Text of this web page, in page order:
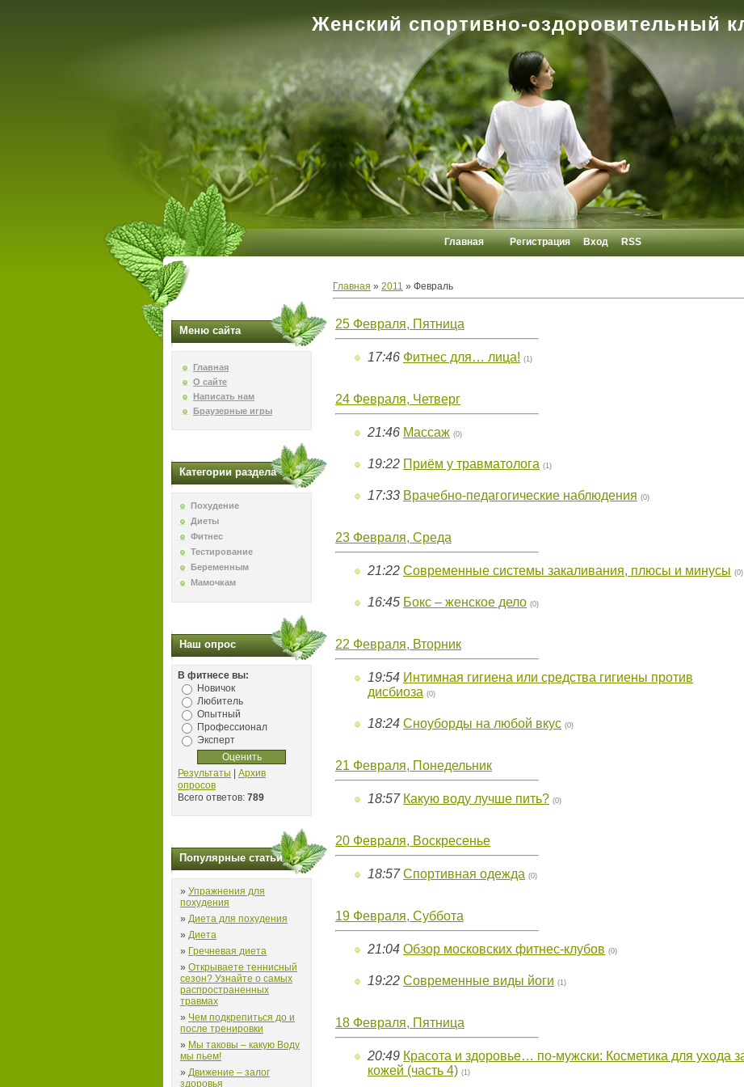
Женский спортивно-оздоровительный
Главная Регистрация Вход RSS
Меню сайта
Главная
О сайте
Написать нам
Браузерные игры
Категории раздела
Похудение
Диеты
Фитнес
Тестирование
Беременным
Мамочкам
Наш опрос
В фитнесе вы:
Новичок
Любитель
Опытный
Профессионал
Эксперт
Результаты
Архив
опросов
Всего ответов: 789
Популярные статьи
» Упражнения для
похудения
» Диета для похудения
» Диета
» Гречневая диета
» Открываете теннисный
сезон? Узнайте о самых
распространенных
травмах
» Чем подкрепиться до и
после тренировки
» Мы таковы – какую Воду
мы пьем!
» Движение – залог
здоровья
Главная » 2011 » Февраль
25 Февраля, Пятница
17:46 Фитнес для… лица! (1)
24 Февраля, Четверг
21:46 Массаж (0)
19:22 Приём у травматолога (1)
17:33 Врачебно-педагогические наблюдения (0)
23 Февраля, Среда
21:22 Современные системы закаливания, плюсы и минусы (0)
16:45 Бокс – женское дело (0)
22 Февраля, Вторник
19:54 Интимная гигиена или средства гигиены против
дисбиоза (0)
18:24 Сноуборды на любой вкус (0)
21 Февраля, Понедельник
18:57 Какую воду лучше пить? (0)
20 Февраля, Воскресенье
18:57 Спортивная одежда (0)
19 Февраля, Суббота
21:04 Обзор московских фитнес-клубов (0)
19:22 Современные виды йоги (1)
18 Февраля, Пятница
20:49 Красота и здоровье… по-мужски: Косметика для ухода
кожей (часть 4) (1)